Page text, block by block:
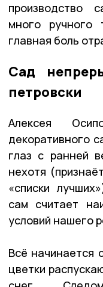
производство
много
главная боль
Сад
петровски
Алексея
декоративного
глаз с ранней
нехотя
«списки
сам считает
условий нашего
Всё начинается
цветки